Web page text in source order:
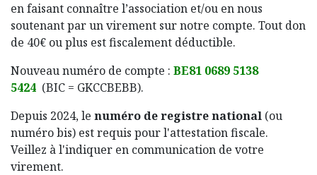
en faisant connaître l’association et/ou en nous
soutenant par un virement sur notre compte. Tout don
de 40€ ou plus est fiscalement déductible.
Nouveau numéro de compte : BE81 0689 5138
5424 (BIC = GKCCBEBB).
​Depuis 2024, le numéro de registre national (ou
numéro bis) est requis pour l'attestation fiscale.
Veillez à l'indiquer en communication de votre
virement.